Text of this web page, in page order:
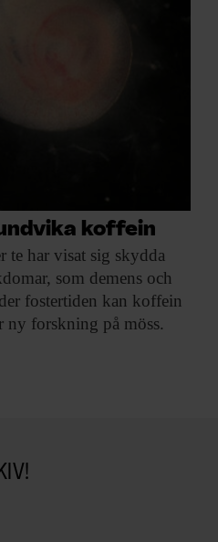
koffein
te har visat sig skydda
som demens och
fostertiden kan koffein
ny forskning på möss.